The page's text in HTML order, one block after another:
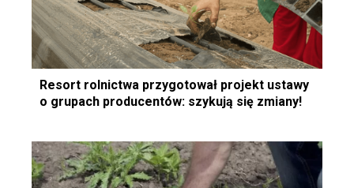
Resort rolnictwa przygotował projekt ustawy
o grupach producentów: szykują się zmiany!